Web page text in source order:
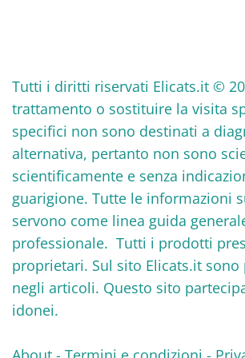
Tutti i diritti riservati Elicats.it ©
trattamento o sostituire la visita
specifici non sono destinati a
alternativa, pertanto non sono
scientificamente e senza
guarigione. Tutte le informazioni
servono come linea guida
professionale. Tutti i prodotti
proprietari. Sul sito Elicats.it
negli articoli. Questo sito
idonei.